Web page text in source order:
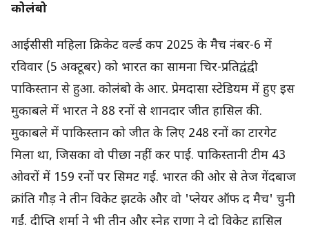
कोलंबो
आईसीसी महिला क्रिकेट वर्ल्ड कप 2025 के मैच नंबर-6 में
रविवार (5 अक्टूबर) को भारत का सामना चिर-प्रतिद्वंद्वी
पाकिस्तान से हुआ. कोलंबो के आर. प्रेमदासा स्टेडियम में हुए इस
मुकाबले में भारत ने 88 रनों से शानदार जीत हासिल की.
मुकाबले में पाकिस्तान को जीत के लिए 248 रनों का टारगेट
मिला था, जिसका वो पीछा नहीं कर पाई. पाकिस्तानी टीम 43
ओवरों में 159 रनों पर सिमट गई. भारत की ओर से तेज गेंदबाज
क्रांति गौड़ ने तीन विकेट झटके और वो 'प्लेयर ऑफ द मैच' चुनी
गईं. दीप्ति शर्मा ने भी तीन और स्नेह राणा ने दो विकेट हासिल